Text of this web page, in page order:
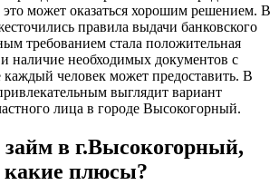
это может оказаться хорошим решением. В
правила выдачи банковского
требованием стала положительная
наличие необходимых документов с
каждый человек может предоставить. В
выглядит вариант
лица в городе Высокогорный.
в г.Высокогорный,
какие плюсы?